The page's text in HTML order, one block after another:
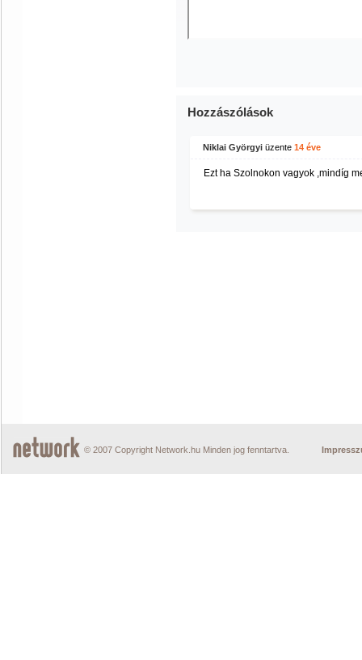
Hozzászólások
Niklai Györgyi üzente 14 éve
Ezt ha Szolnokon vagyok ,mindíg
© 2007 Copyright Network.hu Minden jog fenntartva.